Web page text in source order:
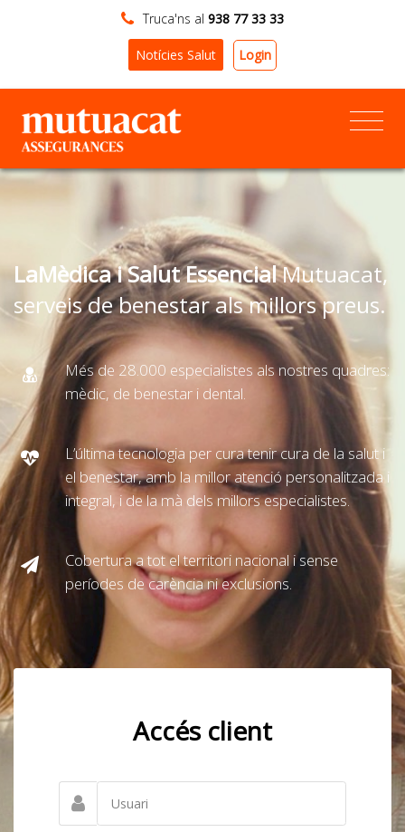
Truca'ns al 938 77 33 33
Notícies Salut Login
LaMèdica i Salut EssencialMutuacat,
serveis de benestar als millors preus.
Més de 28.000 especialistes als nostres quadres:
mèdic, de benestar i dental.
L’última tecnologia per cura tenir cura de la salut i
el benestar, amb la millor atenció personalitzada i
integral, i de la mà dels millors especialistes.
Cobertura a tot el territori nacional i sense
períodes de carència ni exclusions.
Accés client